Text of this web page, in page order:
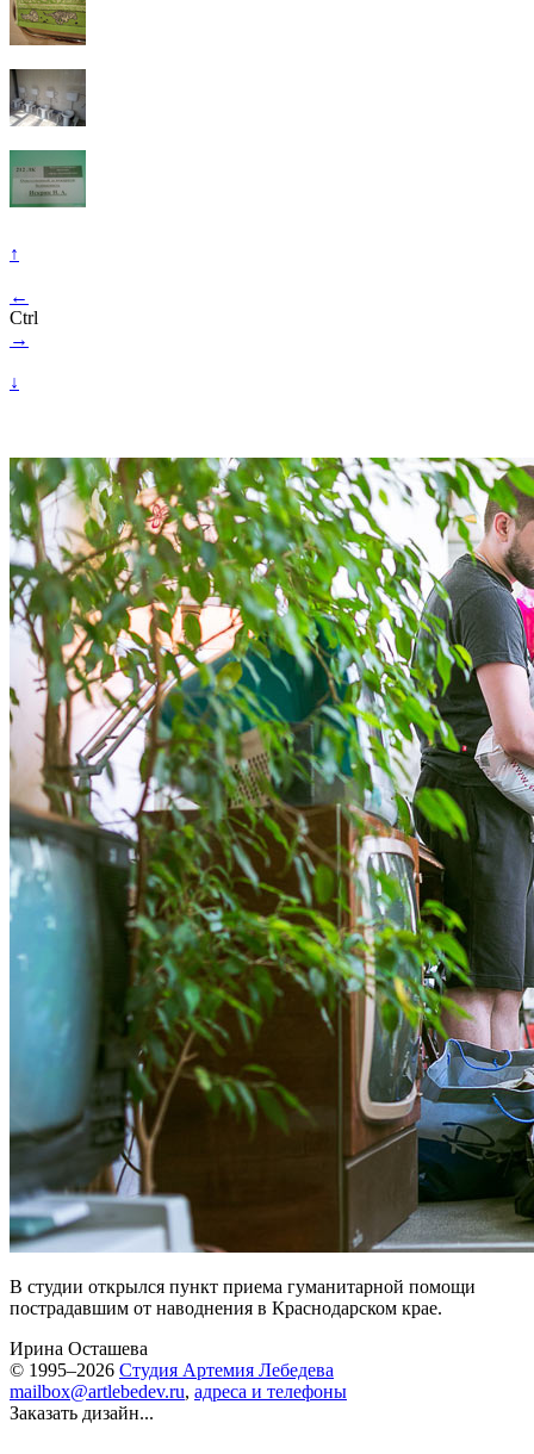
↑
←
Ctrl
→
↓
В студии открылся пункт приема гуманитарной помощи
пострадавшим от наводнения в Краснодарском крае.
Ирина Осташева
© 1995–2026 Студия Артемия Лебедева
mailbox@artlebedev.ru, адреса и телефоны
Заказать дизайн...